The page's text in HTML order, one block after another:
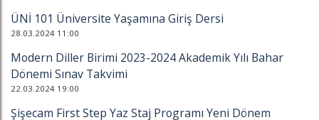
ÜNİ 101 Üniversite Yaşamına Giriş Dersi
28.03.2024 11:00
Modern Diller Birimi 2023-2024 Akademik Yılı Bahar
Dönemi Sınav Takvimi
22.03.2024 19:00
Şişecam First Step Yaz Staj Programı Yeni Dönem